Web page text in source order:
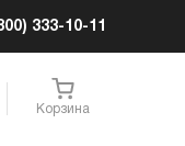
333-10-11
Корзина